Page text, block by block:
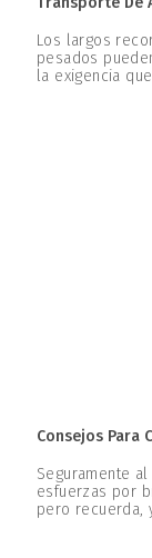
Los largos
pesados
la exigencia
Consejos Para
Seguramente
esfuerzas por
pero recuerda,